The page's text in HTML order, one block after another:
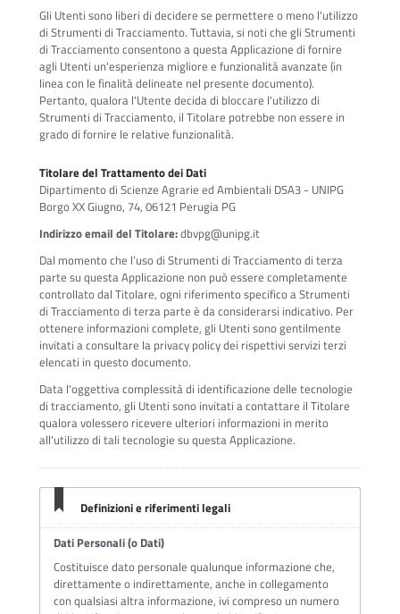
Gli Utenti sono liberi di decidere se permettere o meno l'utilizzo
di Strumenti di Tracciamento. Tuttavia, si noti che gli Strumenti
di Tracciamento consentono a questa Applicazione di fornire
agli Utenti un'esperienza migliore e funzionalità avanzate (in
linea con le finalità delineate nel presente documento).
Pertanto, qualora l'Utente decida di bloccare l'utilizzo di
Strumenti di Tracciamento, il Titolare potrebbe non essere in
grado di fornire le relative funzionalità.
Titolare del Trattamento dei Dati
Dipartimento di Scienze Agrarie ed Ambientali DSA3 - UNIPG
Borgo XX Giugno, 74, 06121 Perugia PG
Indirizzo email del Titolare:dbvpg@unipg.it
Dal momento che l’uso di Strumenti di Tracciamento di terza
parte su questa Applicazione non può essere completamente
controllato dal Titolare, ogni riferimento specifico a Strumenti
di Tracciamento di terza parte è da considerarsi indicativo. Per
ottenere informazioni complete, gli Utenti sono gentilmente
invitati a consultare la privacy policy dei rispettivi servizi terzi
elencati in questo documento.
Data l'oggettiva complessità di identificazione delle tecnologie
di tracciamento, gli Utenti sono invitati a contattare il Titolare
qualora volessero ricevere ulteriori informazioni in merito
all'utilizzo di tali tecnologie su questa Applicazione.
Definizioni e riferimenti legali
Dati Personali (o Dati)
Costituisce dato personale qualunque informazione che,
direttamente o indirettamente, anche in collegamento
con qualsiasi altra informazione, ivi compreso un numero